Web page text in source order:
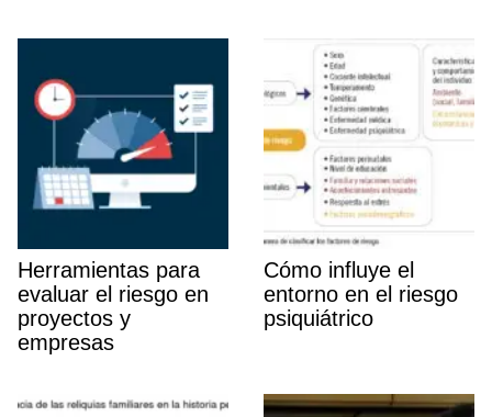
Herramientas para
evaluar el riesgo en
proyectos y
empresas
Cómo influye el
entorno en el riesgo
psiquiátrico